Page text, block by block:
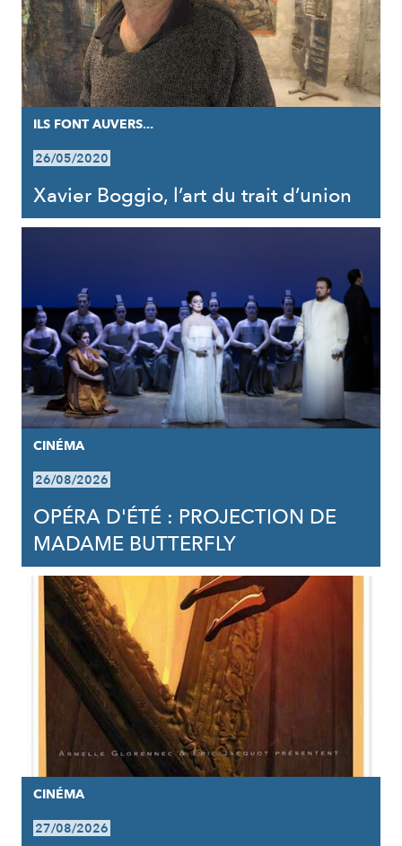
ILS FONT AUVERS...
26/05/2020
Xavier Boggio, l’art du trait d’union
CINÉMA
26/08/2026
OPÉRA D'ÉTÉ : PROJECTION DE
MADAME BUTTERFLY
CINÉMA
27/08/2026